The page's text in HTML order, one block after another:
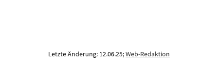
Letzte Änderung: 12.06.25;Web-Redaktion